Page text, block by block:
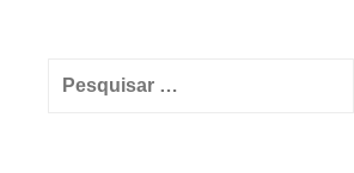
Pesquisar